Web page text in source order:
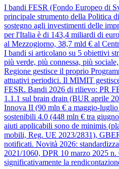
I bandi FESR (Fondo Europeo di
principale strumento della Politica
sostegno agli investimenti delle
per l'Italia è di 143,4 miliardi di
al Mezzogiorno, 38,7 mld € al
I bandi si articolano su 5 obiettivi
più verde, più connessa, più
Regione gestisce il proprio
attuativi periodici. Il MIMIT
FESR. Bandi 2026 di rilievo: PR
1.1.1 sul brain drain (BUR aprile
Innova II (90 mln € a maggio-
sostenibili 4.0 (448 mln € tra
aiuti applicabili sono de minimis
mobili, Reg. UE 2023/2831),
notificati. Novità 2026:
2021/1060, DPR 10 marzo 2025 n.
significativamente la